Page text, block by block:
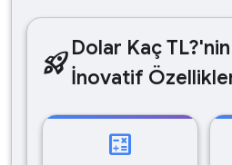
rocket_launchDolar Kaç
İnovatif
calculate